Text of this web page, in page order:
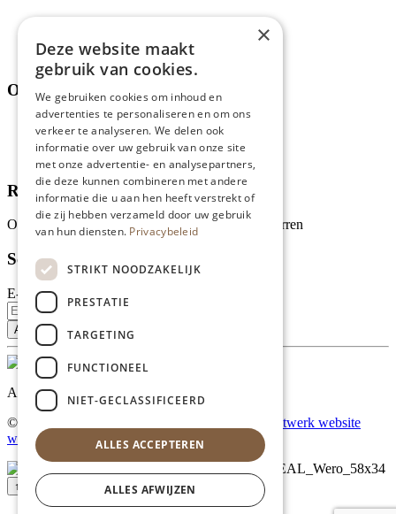
Assortiment
Thema's
Over ons
Wie zijn wij?
Recepten
Tips
Recensies
Onze klanten waarderen ons met 4.9 van de 5 sterren
Schrijf je in voor onze nieuwsbrief
E-mailadres
Al onze prijzen zijn incl. BTW
© Copyright 2026 Limburgs Bakwinkeltje |
Maatwerk website
webmix
↑ Top
×
Deze website maakt
gebruik van cookies.
We gebruiken cookies om inhoud en
advertenties te personaliseren en om ons
verkeer te analyseren. We delen ook
informatie over uw gebruik van onze site
met onze advertentie- en analysepartners,
die deze kunnen combineren met andere
informatie die u aan hen heeft verstrekt of
die zij hebben verzameld door uw gebruik
van hun diensten. Privacybeleid
STRIKT NOODZAKELIJK
PRESTATIE
TARGETING
FUNCTIONEEL
NIET-GECLASSIFICEERD
ALLES ACCEPTEREN
ALLES AFWIJZEN